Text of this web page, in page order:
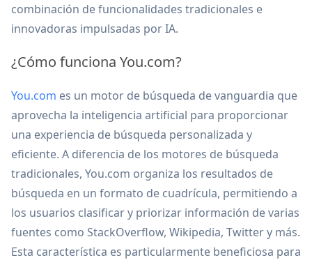
combinación de funcionalidades tradicionales e
innovadoras impulsadas por IA.
¿Cómo funciona You.com?
You.com es un motor de búsqueda de vanguardia que
aprovecha la inteligencia artificial para proporcionar
una experiencia de búsqueda personalizada y
eficiente. A diferencia de los motores de búsqueda
tradicionales, You.com organiza los resultados de
búsqueda en un formato de cuadrícula, permitiendo a
los usuarios clasificar y priorizar información de varias
fuentes como StackOverflow, Wikipedia, Twitter y más.
Esta característica es particularmente beneficiosa para